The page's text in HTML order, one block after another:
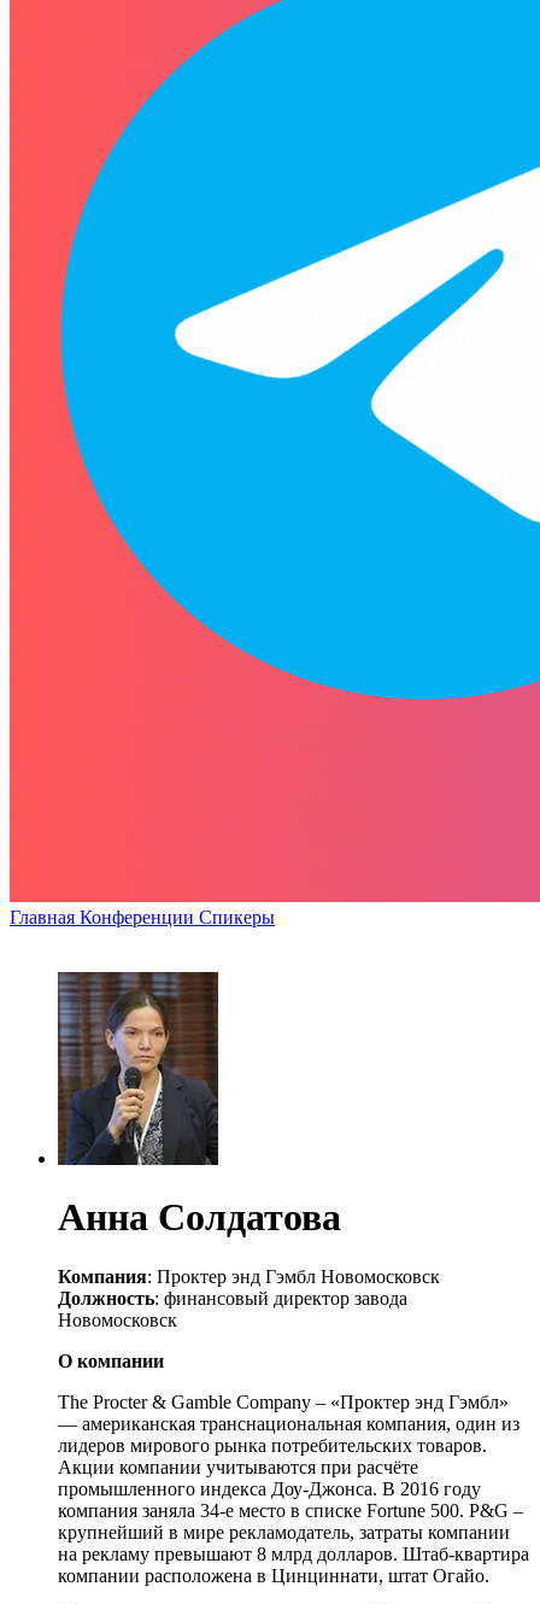
Главная Конференции Спикеры
Анна Солдатова
Компания: Проктер энд Гэмбл Новомосковск
Должность: финансовый директор завода
Новомосковск
О компании
The Procter & Gamble Company – «Проктер энд Гэмбл»
— американская транснациональная компания, один из
лидеров мирового рынка потребительских товаров.
Акции компании учитываются при расчёте
промышленного индекса Доу-Джонса. В 2016 году
компания заняла 34-е место в списке Fortune 500. P&G –
крупнейший в мире рекламодатель, затраты компании
на рекламу превышают 8 млрд долларов. Штаб-квартира
компании расположена в Цинциннати, штат Огайо.